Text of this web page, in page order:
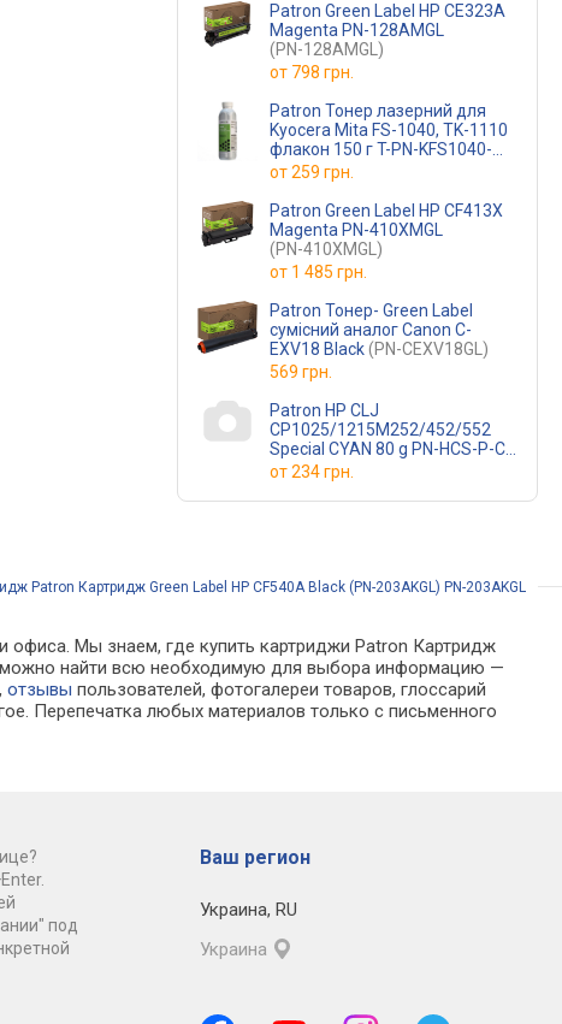
Patron Green Label HP CE323A
Magenta PN-128AMGL
(PN-128AMGL)
от 798 грн.
Patron Тонер лазерний для
Kyocera Mita FS-1040, TK-1110
флакон 150 г T-PN-KFS1040-
150(T-PN-KFS1040-150)
от259 грн.
Patron Green Label HP CF413X
Magenta PN-410XMGL
(PN-410XMGL)
от 1 485 грн.
Patron Тонер- Green Label
сумісний аналог Canon C-
EXV18 Black(PN-CEXV18GL)
569 грн.
Patron HP CLJ
CP1025/1215M252/452/552
Special CYAN 80 g PN-HCS-P-C-
080(PN-HCS-P-C-080)
от234 грн.
Patron Картридж Green Label HP CF540A Black (PN-203AKGL) PN-203AKGL
офиса. Мы знаем, где купить картриджи Patron Картридж
можно найти всю необходимую для выбора информацию —
отзывы пользователей, фотогалереи товаров, глоссарий
Перепечатка любых материалов только с письменного
под
Ваш регион
Украина, RU
Украина